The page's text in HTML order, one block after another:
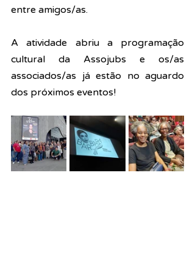
entre amigos/as.
A atividade abriu a programação
cultural da Assojubs e os/as
associados/as já estão no aguardo
dos próximos eventos!